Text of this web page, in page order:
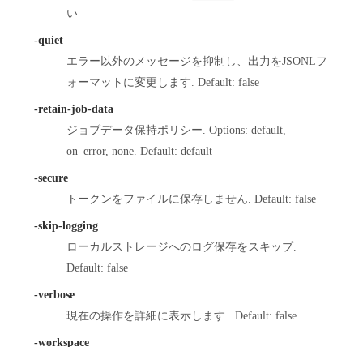
い
-quiet
エラー以外のメッセージを抑制し、出力をJSONLフ
ォーマットに変更します. Default: false
-retain-job-data
ジョブデータ保持ポリシー. Options: default,
on_error, none. Default: default
-secure
トークンをファイルに保存しません. Default: false
-skip-logging
ローカルストレージへのログ保存をスキップ.
Default: false
-verbose
現在の操作を詳細に表示します.. Default: false
-workspace